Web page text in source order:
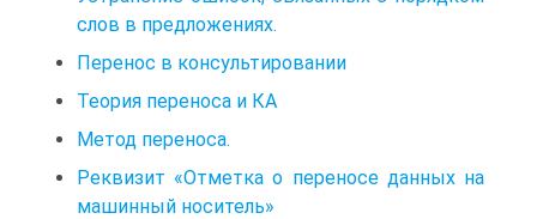
слов в предложениях.
Перенос в консультировании
Теория переноса и КА
Метод переноса.
Реквизит «Отметка о переносе данных на
машинный носитель»